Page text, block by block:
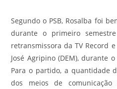
Segundo o PSB, Rosalba foi
durante o primeiro
retransmissora da TV Record
José Agripino (DEM), durante
Para o partido, a quantidade
dos meios de